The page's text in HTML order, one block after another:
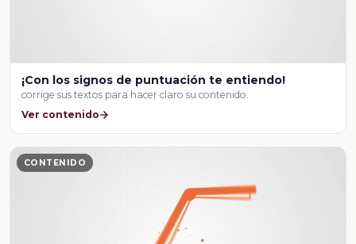
¡Con los signos de puntuación te entiendo!
corrige sus textos para hacer claro su contenido.
Ver contenido
CONTENIDO